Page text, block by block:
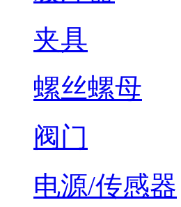
夹具
螺丝螺母
阀门
电源/传感器